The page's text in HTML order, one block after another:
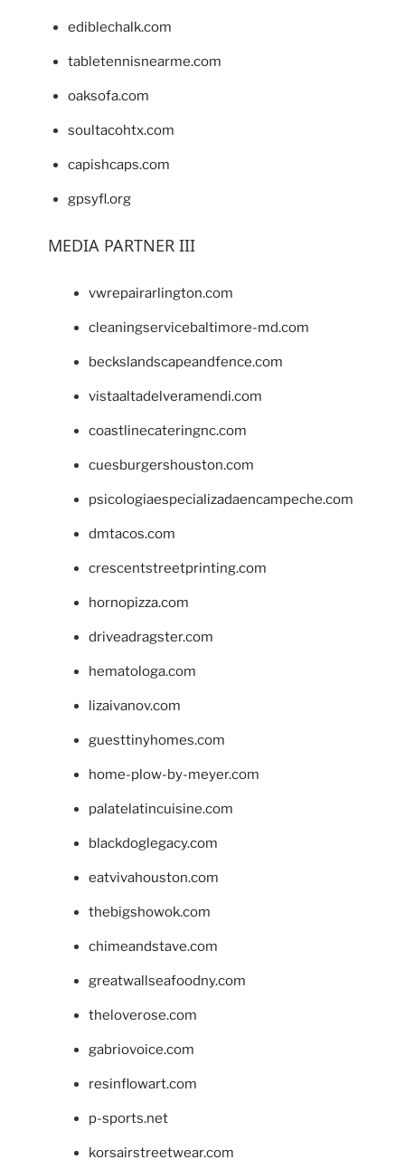
ediblechalk.com
tabletennisnearme.com
oaksofa.com
soultacohtx.com
capishcaps.com
gpsyfl.org
MEDIA PARTNER III
vwrepairarlington.com
cleaningservicebaltimore-md.com
beckslandscapeandfence.com
vistaaltadelveramendi.com
coastlinecateringnc.com
cuesburgershouston.com
psicologiaespecializadaencampeche.com
dmtacos.com
crescentstreetprinting.com
hornopizza.com
driveadragster.com
hematologa.com
lizaivanov.com
guesttinyhomes.com
home-plow-by-meyer.com
palatelatincuisine.com
blackdoglegacy.com
eatvivahouston.com
thebigshowok.com
chimeandstave.com
greatwallseafoodny.com
theloverose.com
gabriovoice.com
resinflowart.com
p-sports.net
korsairstreetwear.com